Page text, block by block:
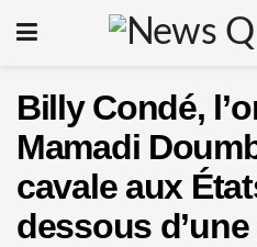
Billy Condé,
Mamadi
cavale aux
dessous